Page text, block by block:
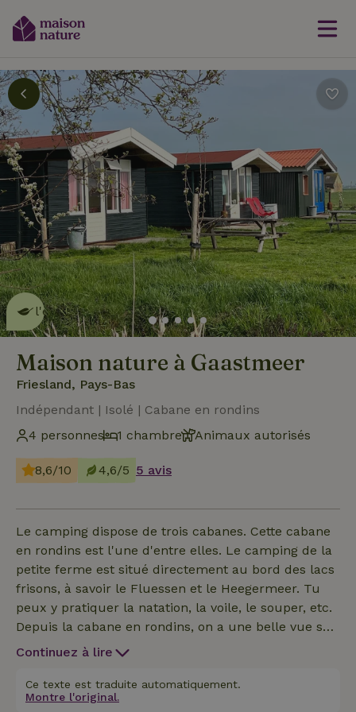
Cette Maison Nature fait de
l'effeten savoir plus
Maison nature à Gaastmeer
Friesland, Pays-Bas
Indépendant | Isolé | Cabane en rondins
4 personnes
1 chambre Animaux autorisés
8,6/10 4,6/5 5 avis
Le camping dispose de trois cabanes. Cette cabane
en rondins est l'une d'entre elles. Le camping de la
petite ferme est situé directement au bord des lacs
frisons, à savoir le Fluessen et le Heegermeer. Tu
peux y pratiquer la natation, la voile, le souper, etc.
Depuis la cabane en rondins, on a une belle vue sur
le lointain frison. Pour les enfants, il y a toutes
pong et un baby-foot dans le hangar et nous avons
un grand parc de karts. Au milieu du camping se
Continuez à lire
Ce texte est traduite automatiquement.
Montre l'original.